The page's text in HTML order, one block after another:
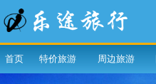
首页 特价旅游 周边旅游